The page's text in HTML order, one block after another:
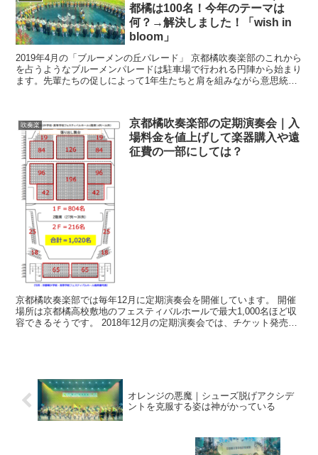
都橘は100名！今年のテーマは
何？→解決しました！「wish in
bloom」
2019年4月の「ブルーメンの丘パレード」 京都橘吹奏楽部のこれから
を占うようなブルーメンパレードは駐車場で行われる円陣から始まり
ます。先輩たちの促しによって1年生たちと肩を組みながら意思統一
吹奏楽
京都橘吹奏楽部の定期演奏会｜入
場料金を値上げして楽器購入や遠
征費の一部にしては？
京都橘吹奏楽部では毎年12月に定期演奏会を開催しています。 開催
場所は京都橘高校敷地のフェスティバルホールで最大1,000名ほど収
容できるそうです。 2018年12月の定期演奏会では、チケット発売開
オレンジの悪魔｜シューズ脱げアクシデ
ントを克服する姿は神がかっている